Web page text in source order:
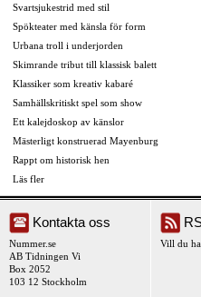
Svartsjukestrid med stil
Spökteater med känsla för form
Urbana troll i underjorden
Skimrande tribut till klassisk balett
Klassiker som kreativ kabaré
Samhällskritiskt spel som show
Ett kalejdoskop av känslor
Mästerligt konstruerad Mayenburg
Rappt om historisk hen
Läs fler
Kontakta oss
Nummer.se
AB Tidningen Vi
Box 2052
103 12 Stockholm
Vill du ha